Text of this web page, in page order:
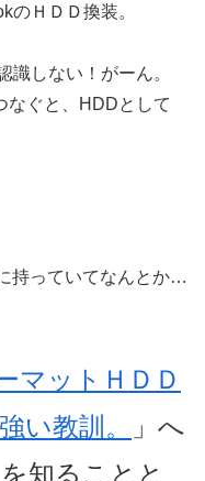
のＨＤＤ換装。
識しない！がーん。
ぐと、HDDとして
持っていてなんとか…
マットＨＤＤ
い教訓。
」へ
知ることと